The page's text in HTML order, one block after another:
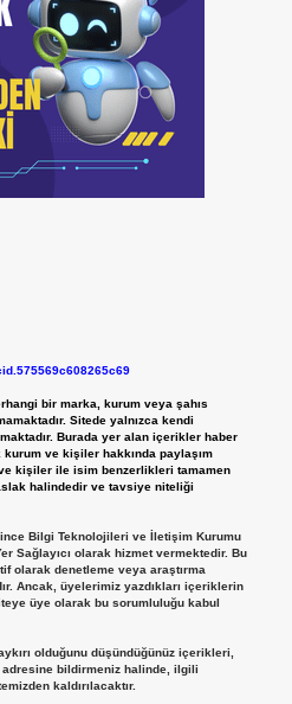
bir marka, kurum veya şahıs
Sitede yalnızca kendi
Burada yer alan içerikler haber
ve kişiler hakkında paylaşım
kişiler ile isim benzerlikleri tamamen
halindedir ve tavsiye niteliği
Bilgi Teknolojileri ve İletişim Kurumu
Sağlayıcı olarak hizmet vermektedir. Bu
olarak denetleme veya araştırma
Ancak, üyelerimiz yazdıkları içeriklerin
üye olarak bu sorumluluğu kabul
olduğunu düşündüğünüz içerikleri,
bildirmeniz halinde, ilgili
kaldırılacaktır.